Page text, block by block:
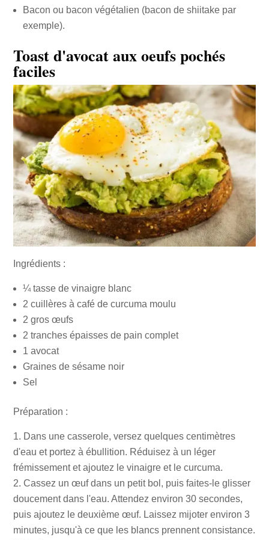
Bacon ou bacon végétalien (bacon de shiitake par
exemple).
Toast d'avocat aux oeufs pochés
faciles
Ingrédients :
¼ tasse de vinaigre blanc
2 cuillères à café de curcuma moulu
2 gros œufs
2 tranches épaisses de pain complet
1 avocat
Graines de sésame noir
Sel
Préparation :
Dans une casserole, versez quelques centimètres
d'eau et portez à ébullition. Réduisez à un léger
frémissement et ajoutez le vinaigre et le curcuma.
Cassez un œuf dans un petit bol, puis faites-le glisser
doucement dans l'eau. Attendez environ 30 secondes,
puis ajoutez le deuxième œuf. Laissez mijoter environ 3
minutes, jusqu'à ce que les blancs prennent consistance.